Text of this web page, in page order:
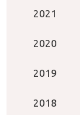
2021
2020
2019
2018